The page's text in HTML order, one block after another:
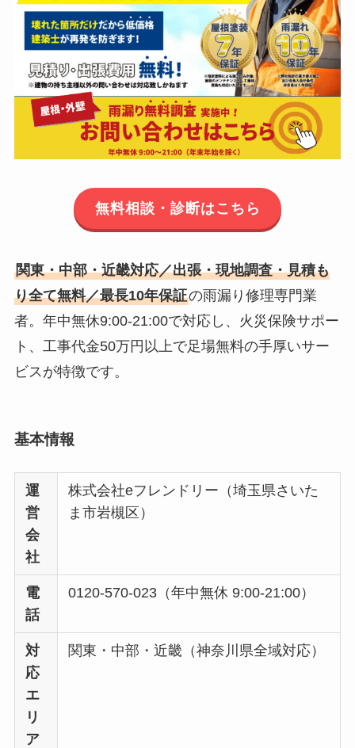
無料相談・診断はこちら
関東・中部・近畿対応／出張・現地調査・見積も
り全て無料／最長10年保証の雨漏り修理専門業
者。年中無休9:00-21:00で対応し、火災保険サポー
ト、工事代金50万円以上で足場無料の手厚いサー
ビスが特徴です。
基本情報
運
営
会
社
株式会社eフレンドリー（埼玉県さいた
ま市岩槻区）
電
話
0120-570-023（年中無休 9:00-21:00）
対
応
エ
リ
ア
関東・中部・近畿（神奈川県全域対応）